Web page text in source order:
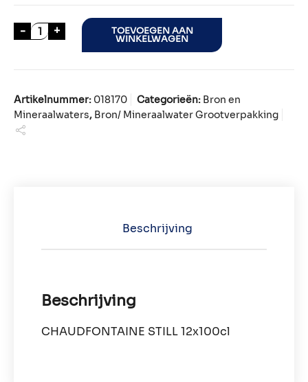
- CHAUDFONTAINE STILL 12x100cl aantal
+ TOEVOEGEN AAN
WINKELWAGEN
Artikelnummer: 018170 Categorieën: Bron en
Mineraalwaters, Bron/ Mineraalwater Grootverpakking
Beschrijving
Beschrijving
CHAUDFONTAINE STILL 12x100cl